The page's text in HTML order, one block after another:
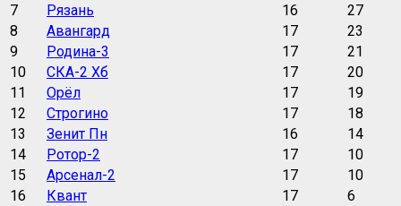
7
Рязань 16
27
8
Авангард 17
23
9
Родина-3 17
21
10
СКА-2 Хб 17
20
11
Орёл 17
19
12
Строгино 17
18
13
Зенит Пн 16
14
14
Ротор-2 17
10
15
Арсенал-2 17
10
16
Квант 17 6